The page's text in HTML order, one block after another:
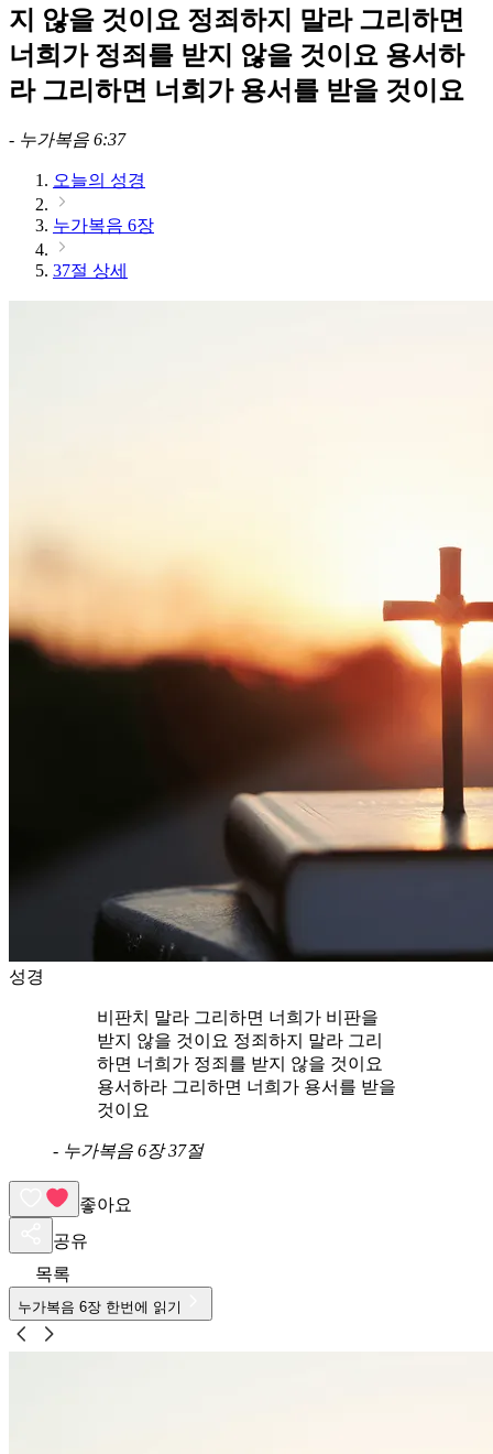
지 않을 것이요 정죄하지 말라 그리하면
너희가 정죄를 받지 않을 것이요 용서하
라 그리하면 너희가 용서를 받을 것이요
- 누가복음 6:37
오늘의 성경
누가복음 6장
37절 상세
성경
비판치 말라 그리하면 너희가 비판을
받지 않을 것이요 정죄하지 말라 그리
하면 너희가 정죄를 받지 않을 것이요
용서하라 그리하면 너희가 용서를 받을
것이요
- 누가복음 6장 37절
좋아요
공유
목록
누가복음 6장 한번에 읽기